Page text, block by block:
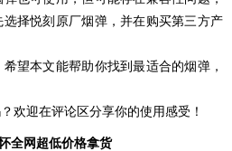
择悦刻原厂烟弹，并在购买第三方产
望本文能帮助你找到最适合的烟弹，
欢迎在评论区分享你的使用感受！
全网超低价格拿货